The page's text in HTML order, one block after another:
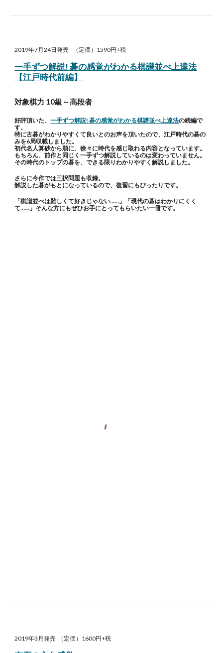
2019年7月24日発売 （定価）1590円+税
一手ずつ解説! 碁の感覚がわかる棋譜並べ上達法
【江戸時代前編】
対象棋力 10級～高段者
好評頂いた、一手ずつ解説! 碁の感覚がわかる棋譜並べ上達法の続編で
す。
特に古碁がわかりやすくて良いとのお声を頂いたので、江戸時代の碁の
みを6局収載しました。
初代名人算砂から順に、徐々に時代を感じ取れる内容となっています。
もちろん、前作と同じく一手ずつ解説しているのは変わっていません。
その時代のトップの碁を、できる限りわかりやすく解説しました。
さらに今作では三択問題も収録。
解説した碁がもとになっているので、復習にもぴったりです。
「棋譜並べは難しくて好きじゃない……」「現代の碁はわかりにくく
て……」そんな方にもぜひお手にとってもらいたい一冊です。
2019年3月発売 （定価）1600円+税